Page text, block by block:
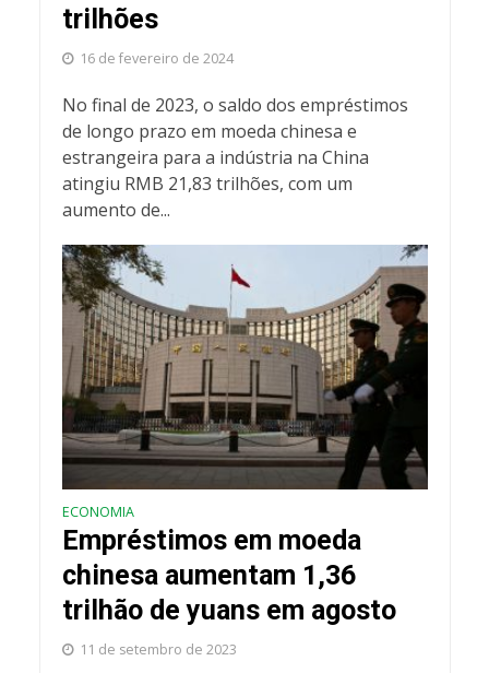
trilhões
16 de fevereiro de 2024
No final de 2023, o saldo dos empréstimos
de longo prazo em moeda chinesa e
estrangeira para a indústria na China
atingiu RMB 21,83 trilhões, com um
aumento de...
ECONOMIA
Empréstimos em moeda
chinesa aumentam 1,36
trilhão de yuans em agosto
11 de setembro de 2023